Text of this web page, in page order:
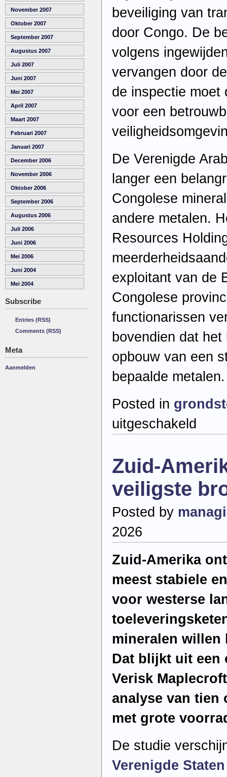
November 2007
Oktober 2007
September 2007
Augustus 2007
Juli 2007
Juni 2007
Mei 2007
April 2007
Maart 2007
Februari 2007
Januari 2007
December 2006
November 2006
Oktober 2006
September 2006
Augustus 2006
Juli 2006
Juni 2006
Mei 2006
Juni 2004
Mei 2004
Subscribe
Entries (RSS)
Comments (RSS)
Meta
Aanmelden
beveiliging van
door Congo. De
volgens
vervangen door
de inspectie moet
voor een
De Verenigde
langer een
Congolese
andere metalen.
Resources
exploitant van de
Congolese
functionarissen
bovendien dat
opbouw van een
bepaalde metalen.
Posted in
uitgeschakeld
eenheid
mijnbouw
beschermen
Zuid-
veiligste
Posted by
2026
Zuid-Amerika
meest stabiele
voor westerse
mineralen willen
Dat blijkt uit een
Verisk
analyse van tien
met grote
De studie
Verenigde